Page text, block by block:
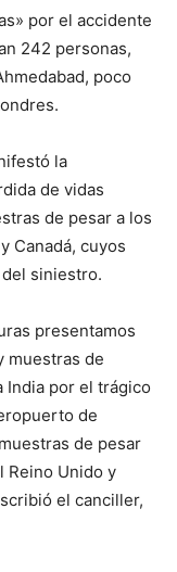
por el accidente
242 personas,
poco
la
de vidas
de pesar a los
Canadá, cuyos
siniestro.
presentamos
muestras de
India por el trágico
de
de pesar
Reino Unido y
el canciller,